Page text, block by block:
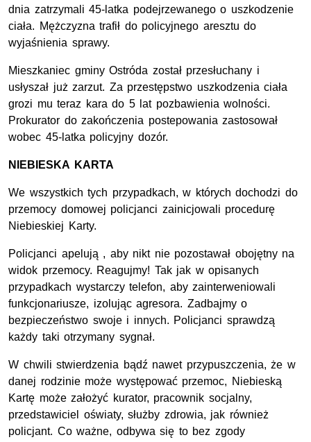
dnia zatrzymali 45-latka podejrzewanego o uszkodzenie
ciała. Mężczyzna trafił do policyjnego aresztu do
wyjaśnienia sprawy.
Mieszkaniec gminy Ostróda został przesłuchany i
usłyszał już zarzut. Za przestępstwo uszkodzenia ciała
grozi mu teraz kara do 5 lat pozbawienia wolności.
Prokurator do zakończenia postepowania zastosował
wobec 45-latka policyjny dozór.
NIEBIESKA KARTA
We wszystkich tych przypadkach, w których dochodzi do
przemocy domowej policjanci zainicjowali procedurę
Niebieskiej Karty.
Policjanci apelują , aby nikt nie pozostawał obojętny na
widok przemocy. Reagujmy! Tak jak w opisanych
przypadkach wystarczy telefon, aby zainterweniowali
funkcjonariusze, izolując agresora. Zadbajmy o
bezpieczeństwo swoje i innych. Policjanci sprawdzą
każdy taki otrzymany sygnał.
W chwili stwierdzenia bądź nawet przypuszczenia, że w
danej rodzinie może występować przemoc, Niebieską
Kartę może założyć kurator, pracownik socjalny,
przedstawiciel oświaty, służby zdrowia, jak również
policjant. Co ważne, odbywa się to bez zgody